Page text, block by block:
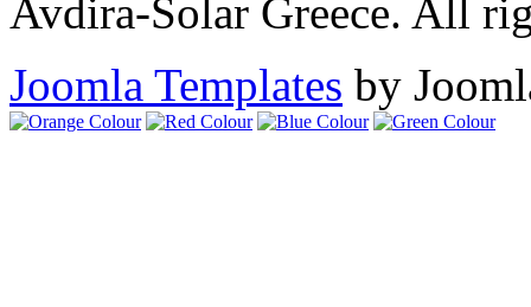
Avdira-Solar Greece. All
Joomla Templates by